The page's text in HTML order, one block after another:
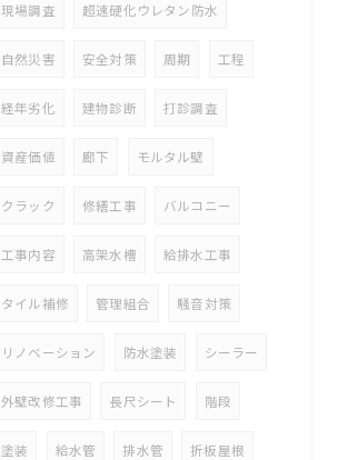
現場調査 超速硬化ウレタン防水
自然災害 安全対策 周期 工程
経年劣化 建物診断 打診調査
資産価値 廊下 モルタル壁
クラック 修繕工事 バルコニー
工事内容 高架水槽 給排水工事
タイル補修 管理組合 騒音対策
リノベーション 防水塗装 シーラー
外壁改修工事 長尺シート 階段
塗装 給水管 排水管 折板屋根